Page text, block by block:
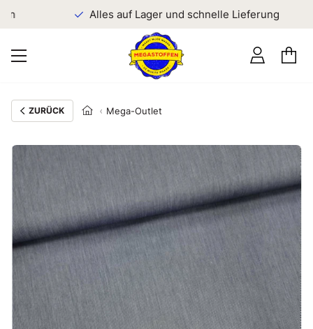
Alles auf Lager und schnelle Lieferung
ZURÜCK Mega-Outlet